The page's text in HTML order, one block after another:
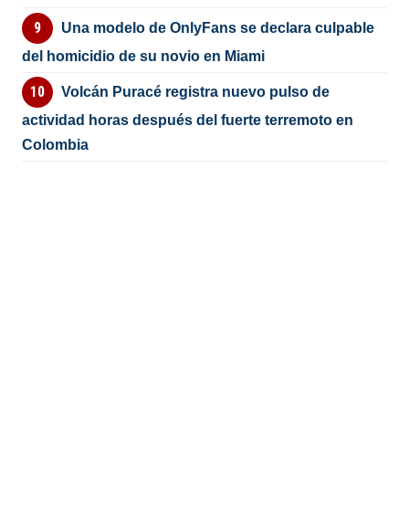
Una modelo de OnlyFans se declara culpable
del homicidio de su novio en Miami
Volcán Puracé registra nuevo pulso de
actividad horas después del fuerte terremoto en
Colombia